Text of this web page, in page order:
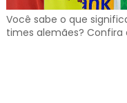
Você sabe o que
times alemães? Confira